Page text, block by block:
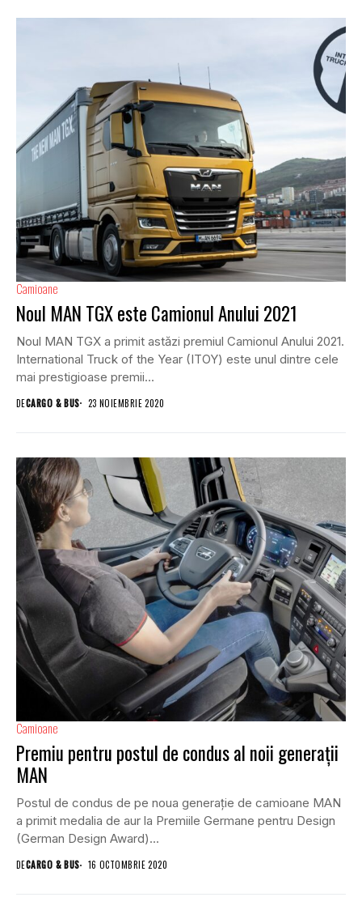
Camioane
Noul MAN TGX este Camionul Anului 2021
Noul MAN TGX a primit astăzi premiul Camionul Anului 2021.
International Truck of the Year (ITOY) este unul dintre cele
mai prestigioase premii...
DECARGO & BUS 23 NOIEMBRIE 2020
Camioane
Premiu pentru postul de condus al noii generații
MAN
Postul de condus de pe noua generație de camioane MAN
a primit medalia de aur la Premiile Germane pentru Design
(German Design Award)...
DECARGO & BUS 16 OCTOMBRIE 2020